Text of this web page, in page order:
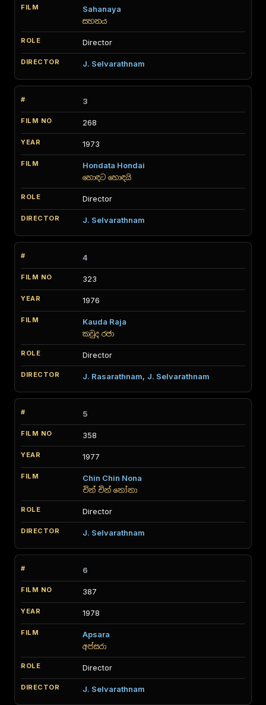
Sahanaya
සහනය
Director
J. Selvarathnam
3
268
1973
Hondata Hondai
හොඳට හොඳයි
Director
J. Selvarathnam
4
323
1976
Kauda Raja
කවුද රජා
Director
J. Rasarathnam, J. Selvarathnam
5
358
1977
Chin Chin Nona
චින් චින් නෝනා
Director
J. Selvarathnam
6
387
1978
Apsara
අප්සරා
Director
J. Selvarathnam